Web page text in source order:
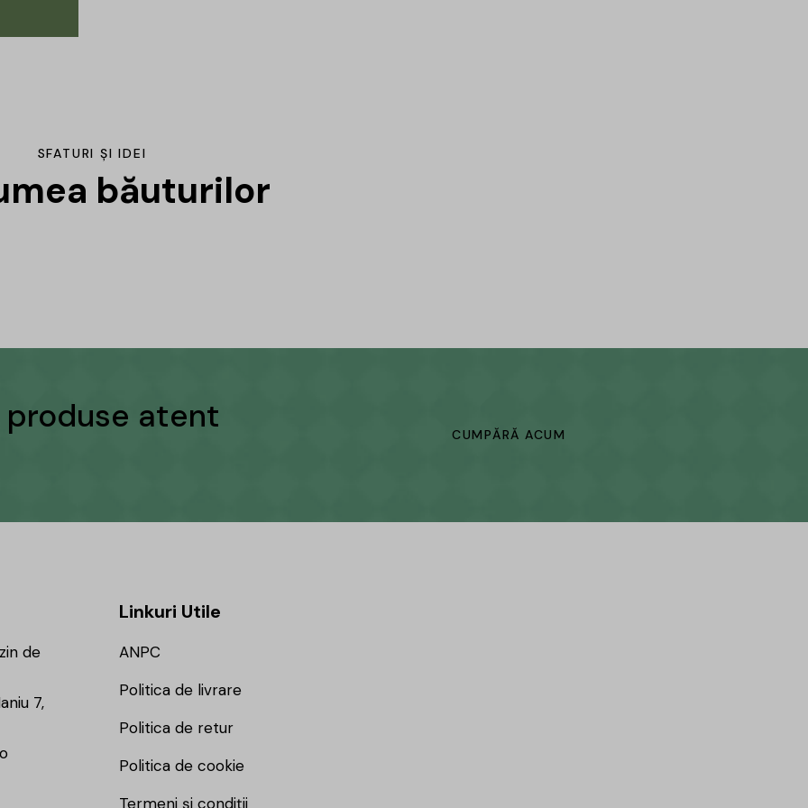
SFATURI ȘI IDEI
băuturilor
atent CUMPĂRĂ ACUM
de
7,
Linkuri Utile
ANPC
Politica de livrare
Politica de retur
Politica de cookie
Termeni și condiții